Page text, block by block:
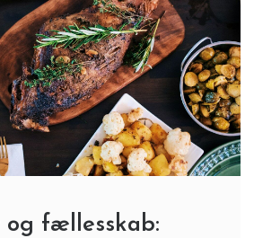
og fællesskab: